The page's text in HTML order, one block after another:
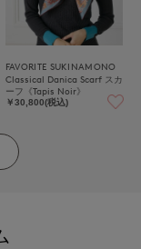
FAVORITE SUKINAMONO
Classical Danica Scarf スカ
ーフ《Tapis Noir》
￥30,800(税込)